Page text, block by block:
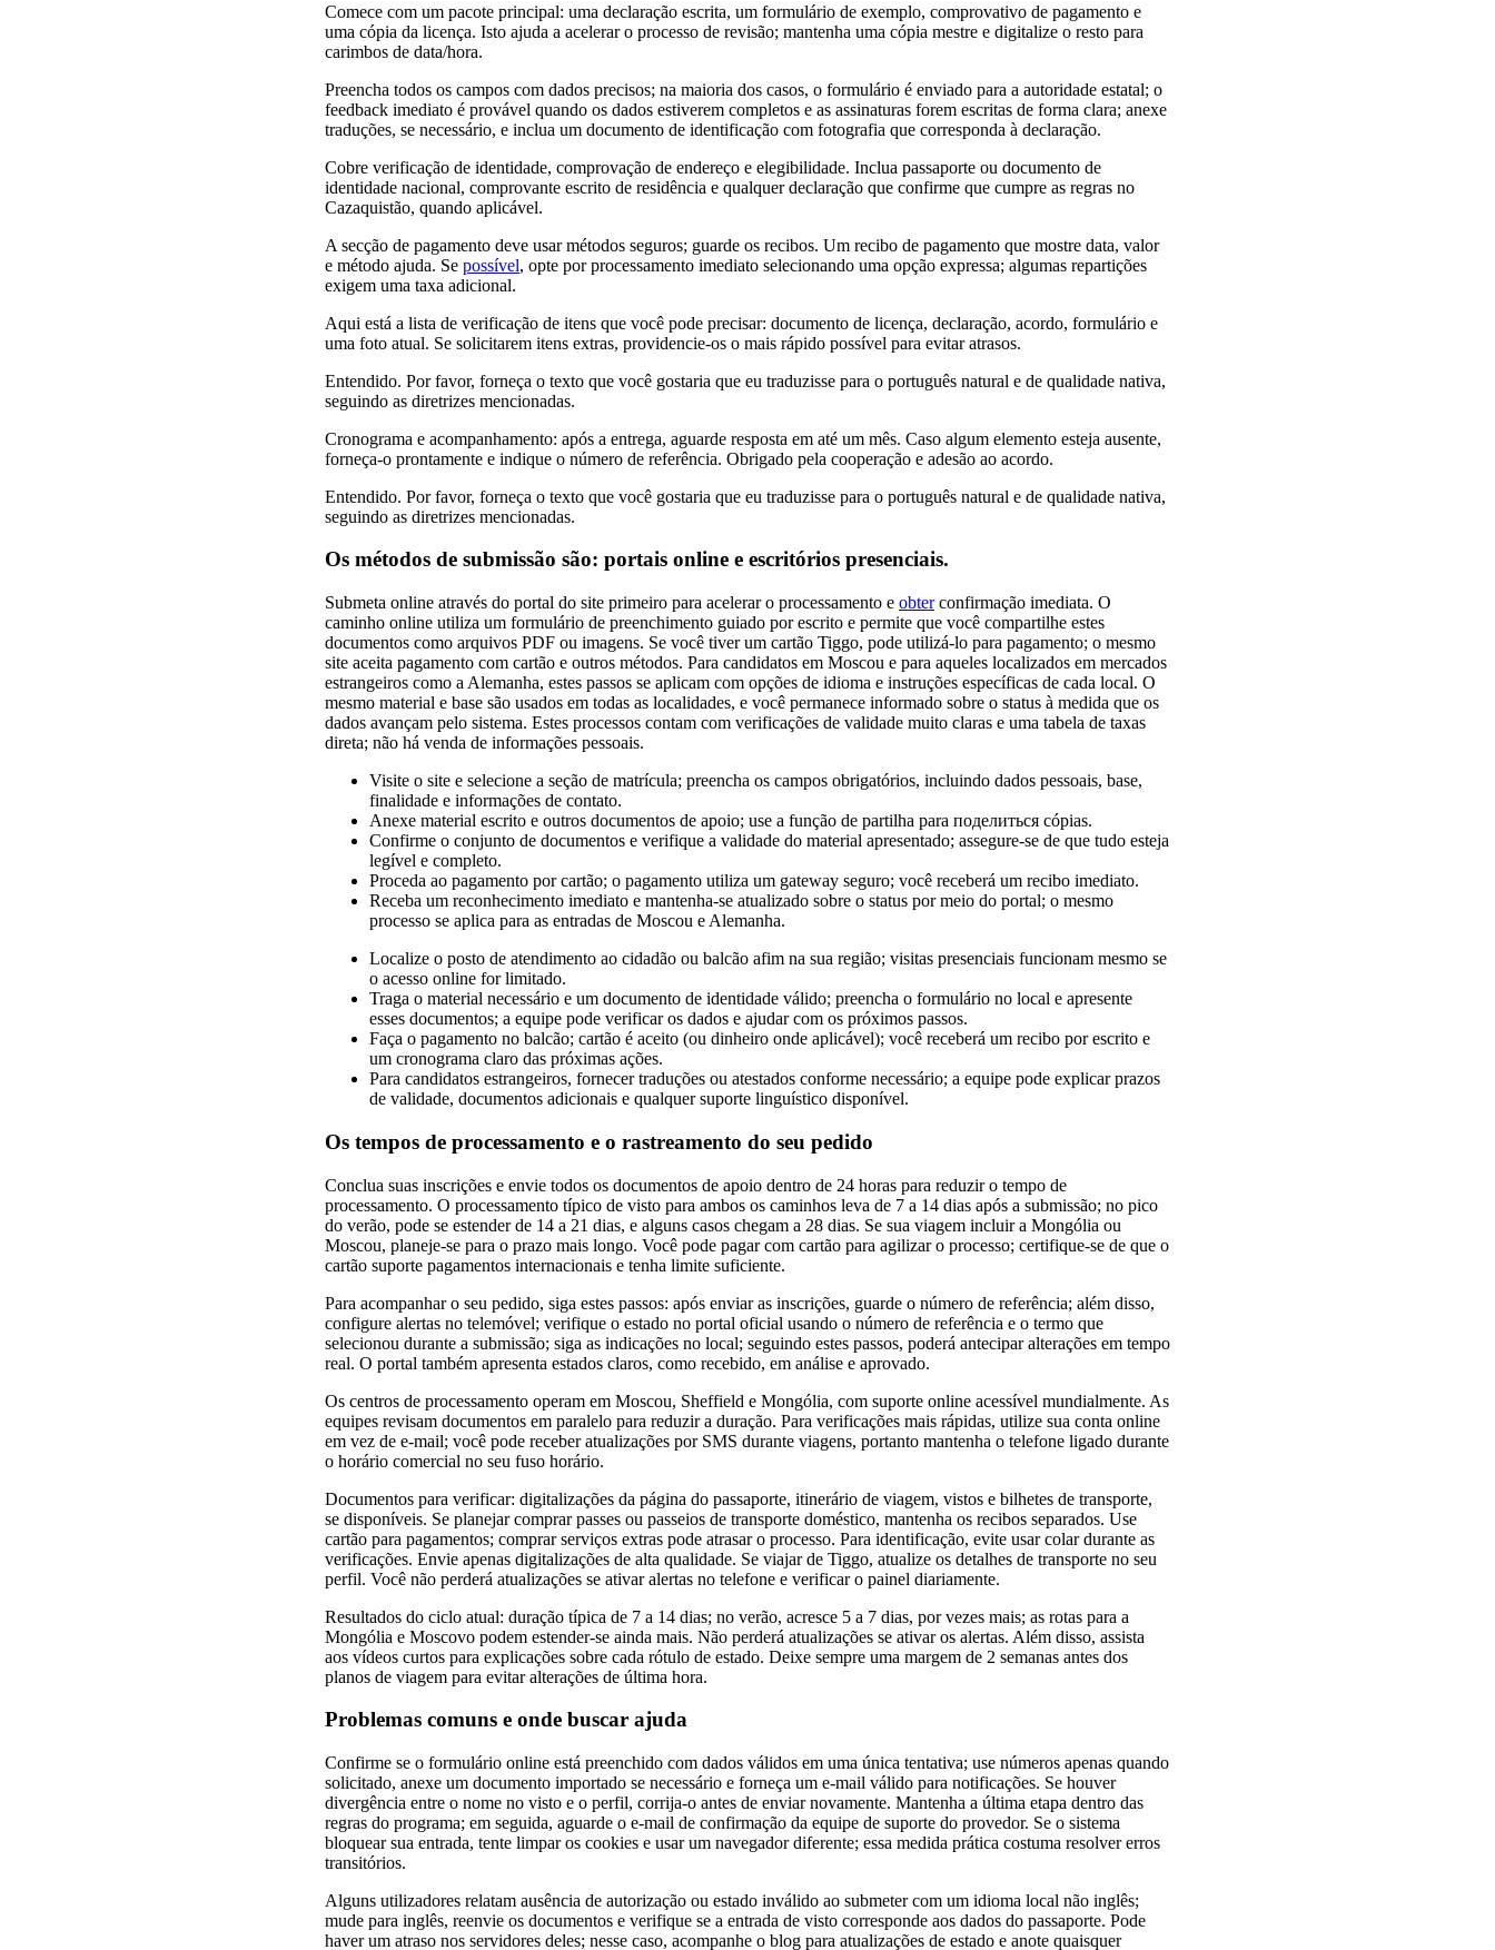
Comece com um pacote principal: uma declaração escrita, um formulário de exemplo, comprovativo de pagamento e
uma cópia da licença. Isto ajuda a acelerar o processo de revisão; mantenha uma cópia mestre e digitalize o resto para
carimbos de data/hora.
Preencha todos os campos com dados precisos; na maioria dos casos, o formulário é enviado para a autoridade estatal; o
feedback imediato é provável quando os dados estiverem completos e as assinaturas forem escritas de forma clara; anexe
traduções, se necessário, e inclua um documento de identificação com fotografia que corresponda à declaração.
Cobre verificação de identidade, comprovação de endereço e elegibilidade. Inclua passaporte ou documento de
identidade nacional, comprovante escrito de residência e qualquer declaração que confirme que cumpre as regras no
Cazaquistão, quando aplicável.
A secção de pagamento deve usar métodos seguros; guarde os recibos. Um recibo de pagamento que mostre data, valor
e método ajuda. Se possível, opte por processamento imediato selecionando uma opção expressa; algumas repartições
exigem uma taxa adicional.
Aqui está a lista de verificação de itens que você pode precisar: documento de licença, declaração, acordo, formulário e
uma foto atual. Se solicitarem itens extras, providencie-os o mais rápido possível para evitar atrasos.
Entendido. Por favor, forneça o texto que você gostaria que eu traduzisse para o português natural e de qualidade nativa,
seguindo as diretrizes mencionadas.
Cronograma e acompanhamento: após a entrega, aguarde resposta em até um mês. Caso algum elemento esteja ausente,
forneça-o prontamente e indique o número de referência. Obrigado pela cooperação e adesão ao acordo.
Entendido. Por favor, forneça o texto que você gostaria que eu traduzisse para o português natural e de qualidade nativa,
seguindo as diretrizes mencionadas.
Os métodos de submissão são: portais online e escritórios presenciais.
Submeta online através do portal do site primeiro para acelerar o processamento e obterconfirmação imediata. O
caminho online utiliza um formulário de preenchimento guiado por escrito e permite que você compartilhe estes
documentos como arquivos PDF ou imagens. Se você tiver um cartão Tiggo, pode utilizá-lo para pagamento; o mesmo
site aceita pagamento com cartão e outros métodos. Para candidatos em Moscou e para aqueles localizados em mercados
estrangeiros como a Alemanha, estes passos se aplicam com opções de idioma e instruções específicas de cada local. O
mesmo material e base são usados em todas as localidades, e você permanece informado sobre o status à medida que os
dados avançam pelo sistema. Estes processos contam com verificações de validade muito claras e uma tabela de taxas
direta; não há venda de informações pessoais.
Visite o site e selecione a seção de matrícula; preencha os campos obrigatórios, incluindo dados pessoais, base,
finalidade e informações de contato.
Anexe material escrito e outros documentos de apoio; use a função de partilha para поделиться cópias.
Confirme o conjunto de documentos e verifique a validade do material apresentado; assegure-se de que tudo esteja
legível e completo.
Proceda ao pagamento por cartão; o pagamento utiliza um gateway seguro; você receberá um recibo imediato.
Receba um reconhecimento imediato e mantenha-se atualizado sobre o status por meio do portal; o mesmo
processo se aplica para as entradas de Moscou e Alemanha.
Localize o posto de atendimento ao cidadão ou balcão afim na sua região; visitas presenciais funcionam mesmo se
o acesso online for limitado.
Traga o material necessário e um documento de identidade válido; preencha o formulário no local e apresente
esses documentos; a equipe pode verificar os dados e ajudar com os próximos passos.
Faça o pagamento no balcão; cartão é aceito (ou dinheiro onde aplicável); você receberá um recibo por escrito e
um cronograma claro das próximas ações.
Para candidatos estrangeiros, fornecer traduções ou atestados conforme necessário; a equipe pode explicar prazos
de validade, documentos adicionais e qualquer suporte linguístico disponível.
Os tempos de processamento e o rastreamento do seu pedido
Conclua suas inscrições e envie todos os documentos de apoio dentro de 24 horas para reduzir o tempo de
processamento. O processamento típico de visto para ambos os caminhos leva de 7 a 14 dias após a submissão; no pico
do verão, pode se estender de 14 a 21 dias, e alguns casos chegam a 28 dias. Se sua viagem incluir a Mongólia ou
Moscou, planeje-se para o prazo mais longo. Você pode pagar com cartão para agilizar o processo; certifique-se de que o
cartão suporte pagamentos internacionais e tenha limite suficiente.
Para acompanhar o seu pedido, siga estes passos: após enviar as inscrições, guarde o número de referência; além disso,
configure alertas no telemóvel; verifique o estado no portal oficial usando o número de referência e o termo que
selecionou durante a submissão; siga as indicações no local; seguindo estes passos, poderá antecipar alterações em tempo
real. O portal também apresenta estados claros, como recebido, em análise e aprovado.
Os centros de processamento operam em Moscou, Sheffield e Mongólia, com suporte online acessível mundialmente. As
equipes revisam documentos em paralelo para reduzir a duração. Para verificações mais rápidas, utilize sua conta online
em vez de e-mail; você pode receber atualizações por SMS durante viagens, portanto mantenha o telefone ligado durante
o horário comercial no seu fuso horário.
Documentos para verificar: digitalizações da página do passaporte, itinerário de viagem, vistos e bilhetes de transporte,
se disponíveis. Se planejar comprar passes ou passeios de transporte doméstico, mantenha os recibos separados. Use
cartão para pagamentos; comprar serviços extras pode atrasar o processo. Para identificação, evite usar colar durante as
verificações. Envie apenas digitalizações de alta qualidade. Se viajar de Tiggo, atualize os detalhes de transporte no seu
perfil. Você não perderá atualizações se ativar alertas no telefone e verificar o painel diariamente.
Resultados do ciclo atual: duração típica de 7 a 14 dias; no verão, acresce 5 a 7 dias, por vezes mais; as rotas para a
Mongólia e Moscovo podem estender-se ainda mais. Não perderá atualizações se ativar os alertas. Além disso, assista
aos vídeos curtos para explicações sobre cada rótulo de estado. Deixe sempre uma margem de 2 semanas antes dos
planos de viagem para evitar alterações de última hora.
Problemas comuns e onde buscar ajuda
Confirme se o formulário online está preenchido com dados válidos em uma única tentativa; use números apenas quando
solicitado, anexe um documento importado se necessário e forneça um e-mail válido para notificações. Se houver
divergência entre o nome no visto e o perfil, corrija-o antes de enviar novamente. Mantenha a última etapa dentro das
regras do programa; em seguida, aguarde o e-mail de confirmação da equipe de suporte do provedor. Se o sistema
bloquear sua entrada, tente limpar os cookies e usar um navegador diferente; essa medida prática costuma resolver erros
transitórios.
Alguns utilizadores relatam ausência de autorização ou estado inválido ao submeter com um idioma local não inglês;
mude para inglês, reenvie os documentos e verifique se a entrada de visto corresponde aos dados do passaporte. Pode
haver um atraso nos servidores deles; nesse caso, acompanhe o blog para atualizações de estado e anote quaisquer